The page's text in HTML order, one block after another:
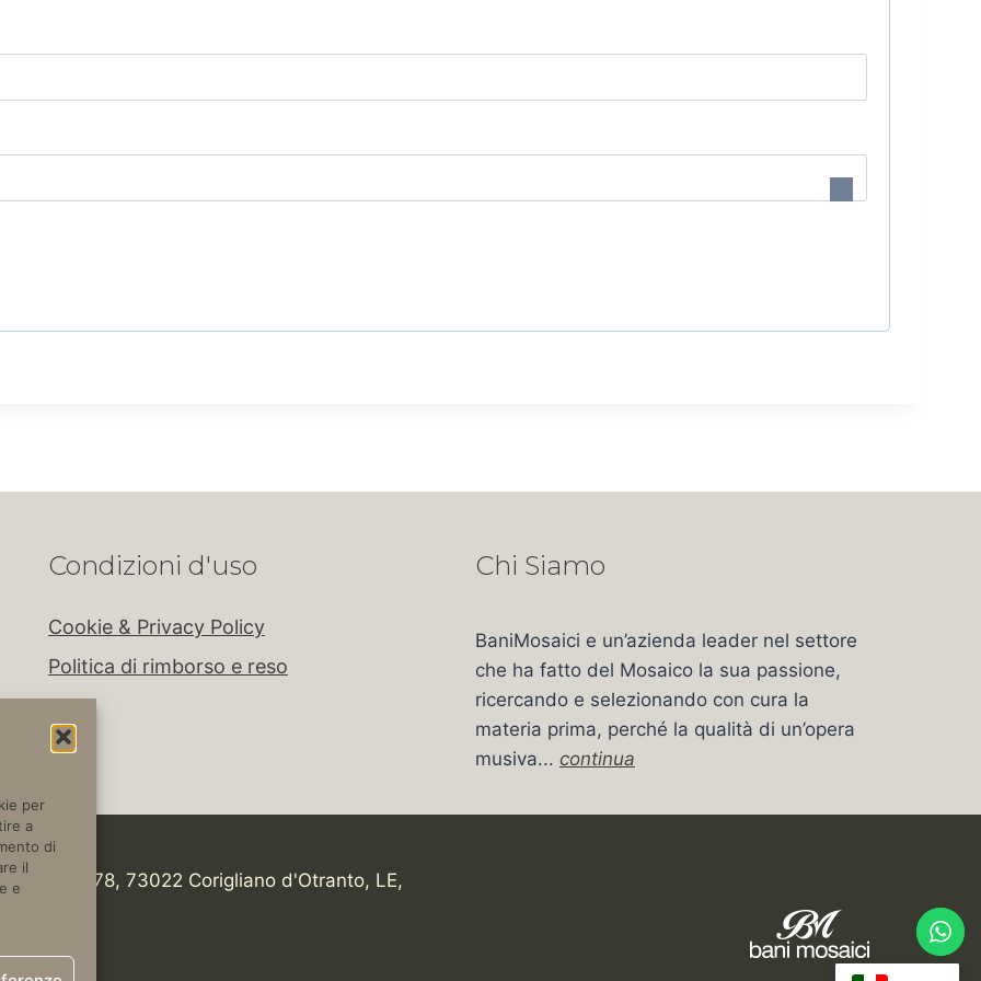
per
a
di
il
e
Condizioni d'uso
Cookie & Privacy Policy
Politica di rimborso e reso
Chi Siamo
BaniMosaici e un’azienda leader nel settore
che ha fatto del Mosaico la sua passione,
ricercando e selezionando con cura la
materia prima, perché la qualità di un’opera
musiva... continua
Km 978, 73022 Corigliano d'Otranto, LE,